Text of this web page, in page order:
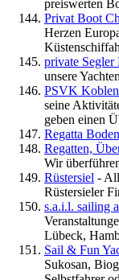
preiswerten
Privat Boot
Herzen
private
unsere
PSVK
seine
geben einen
Regatta
Regatten,
Wir
Rüstersiel -
Rüstersieler
s.a.i.l. sailing
Lübeck,
Sail & Fun
Sukosan,